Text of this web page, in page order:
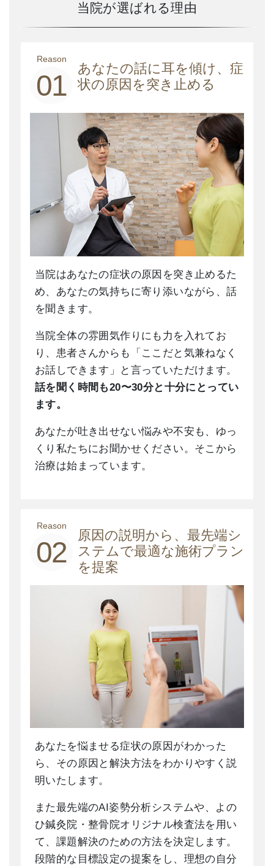
当院が選ばれる理由
Reason
01
あなたの話に耳を傾け、症
状の原因を突き止める
当院はあなたの症状の原因を突き止めるた
め、あなたの気持ちに寄り添いながら、話
を聞きます。
当院全体の雰囲気作りにも力を入れてお
り、患者さんからも「ここだと気兼ねなく
お話しできます」と言っていただけます。
話を聞く時間も20〜30分と十分にとってい
ます。
あなたが吐き出せない悩みや不安も、ゆっ
くり私たちにお聞かせください。そこから
治療は始まっています。
Reason
02
原因の説明から、最先端シ
ステムで最適な施術プラン
を提案
あなたを悩ませる症状の原因がわかった
ら、その原因と解決方法をわかりやすく説
明いたします。
また最先端のAI姿勢分析システムや、よの
ひ鍼灸院・整骨院オリジナル検査法を用い
て、課題解決のための方法を決定します。
段階的な目標設定の提案をし、理想の自分